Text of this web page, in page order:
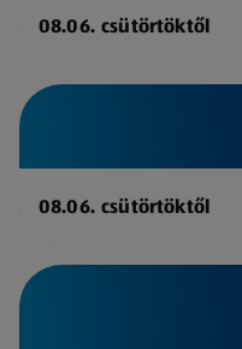
08.06. csütörtöktől
08.06. csütörtöktől